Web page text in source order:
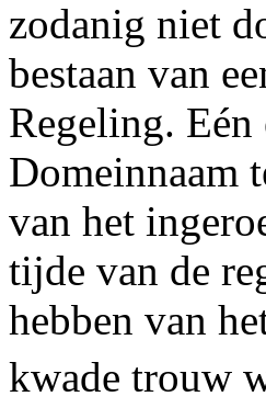
zodanig niet
bestaan van
Regeling.
Domeinnaam
van het
tijde van de
hebben van
kwade trouw